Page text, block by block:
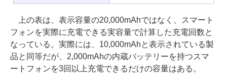
上の表は、表示容量の20,000mAhではなく、スマート
フォンを実際に充電できる実容量で計算した充電回数と
なっている。実際には、10,000mAhと表示されている製
品と同等だが、2,000mAhの内蔵バッテリーを持つスマ
ートフォンを3回以上充電できるだけの容量はある。